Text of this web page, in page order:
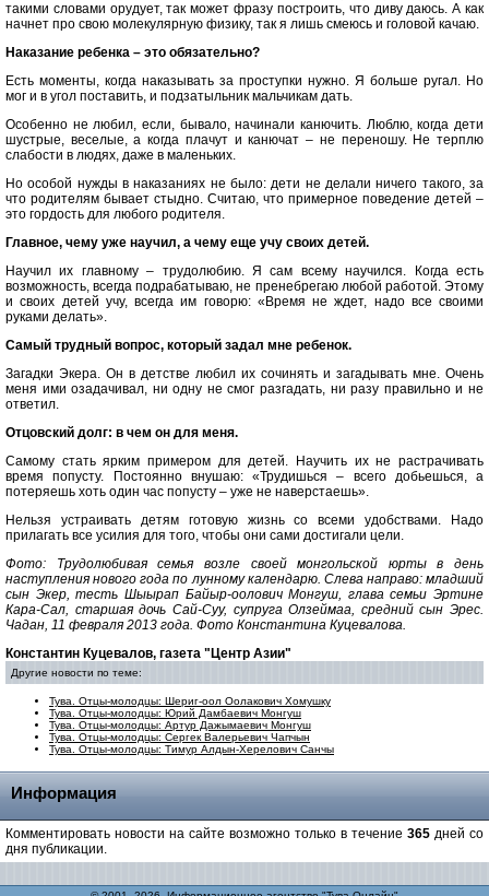
такими словами орудует, так может фразу построить, что диву даюсь. А как
начнет про свою молекулярную физику, так я лишь смеюсь и головой качаю.
Наказание ребенка – это обязательно?
Есть моменты, когда наказывать за проступки нужно. Я больше ругал. Но
мог и в угол поставить, и подзатыльник мальчикам дать.
Особенно не любил, если, бывало, начинали канючить. Люблю, когда дети
шустрые, веселые, а когда плачут и канючат – не переношу. Не терплю
слабости в людях, даже в маленьких.
Но особой нужды в наказаниях не было: дети не делали ничего такого, за
что родителям бывает стыдно. Считаю, что примерное поведение детей –
это гордость для любого родителя.
Главное, чему уже научил, а чему еще учу своих детей.
Научил их главному – трудолюбию. Я сам всему научился. Когда есть
возможность, всегда подрабатываю, не пренебрегаю любой работой. Этому
и своих детей учу, всегда им говорю: «Время не ждет, надо все своими
руками делать».
Самый трудный вопрос, который задал мне ребенок.
Загадки Экера. Он в детстве любил их сочинять и загадывать мне. Очень
меня ими озадачивал, ни одну не смог разгадать, ни разу правильно и не
ответил.
Отцовский долг: в чем он для меня.
Самому стать ярким примером для детей. Научить их не растрачивать
время попусту. Постоянно внушаю: «Трудишься – всего добьешься, а
потеряешь хоть один час попусту – уже не наверстаешь».
Нельзя устраивать детям готовую жизнь со всеми удобствами. Надо
прилагать все усилия для того, чтобы они сами достигали цели.
Фото: Трудолюбивая семья возле своей монгольской юрты в день
наступления нового года по лунному календарю. Слева направо: младший
сын Экер, тесть Шыырап Байыр-оолович Монгуш, глава семьи Эртине
Кара-Сал, старшая дочь Сай-Суу, супруга Олзеймаа, средний сын Эрес.
Чадан, 11 февраля 2013 года. Фото Константина Куцевалова.
Константин Куцевалов, газета "Центр Азии"
Другие новости по теме:
Тува. Отцы-молодцы: Шериг-оол Оолакович Хомушку
Тува. Отцы-молодцы: Юрий Дамбаевич Монгуш
Тува. Отцы-молодцы: Артур Дажымаевич Монгуш
Тува. Отцы-молодцы: Сергек Валерьевич Чапчын
Тува. Отцы-молодцы: Тимур Алдын-Херелович Санчы
Информация
Комментировать новости на сайте возможно только в течение 365 дней со
дня публикации.